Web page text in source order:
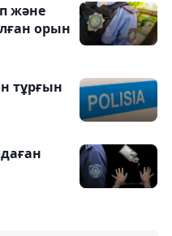
және
орын
тұрғын